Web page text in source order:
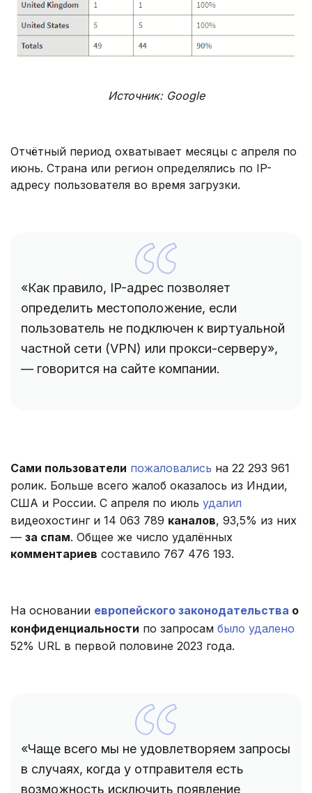
Источник: Google
Отчётный период охватывает месяцы с апреля по
июнь. Страна или регион определялись по IP-
адресу пользователя во время загрузки.
«Как правило, IP-адрес позволяет
определить местоположение, если
пользователь не подключен к виртуальной
частной сети (VPN) или прокси-серверу»,
— говорится на сайте компании.
Сами пользователи пожаловались на 22 293 961
ролик. Больше всего жалоб оказалось из Индии,
США и России. С апреля по июль удалил
видеохостинг и 14 063 789 каналов, 93,5% из них
— за спам. Общее же число удалённых
комментариев составило 767 476 193.
На основании европейского законодательства о
конфиденциальности по запросам было удалено
52% URL в первой половине 2023 года.
«Чаще всего мы не удовлетворяем запросы
в случаях, когда у отправителя есть
возможность исключить появление